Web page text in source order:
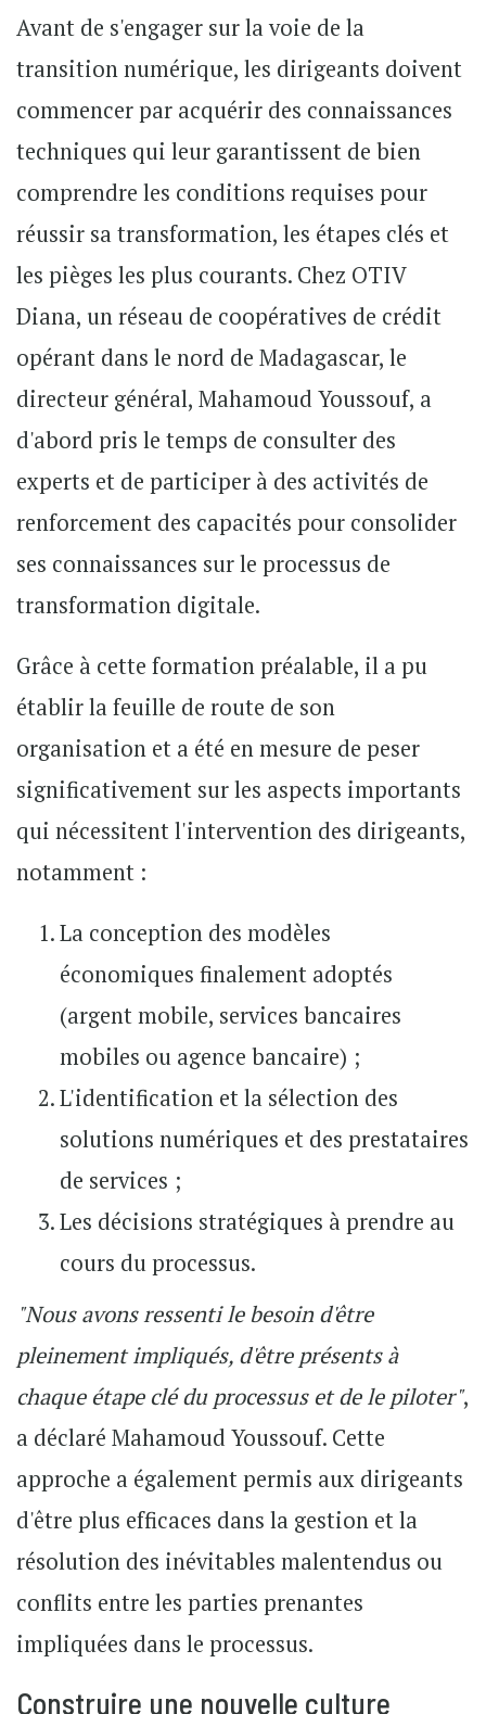
Avant de s'engager sur la voie de la
transition numérique, les dirigeants doivent
commencer par acquérir des connaissances
techniques qui leur garantissent de bien
comprendre les conditions requises pour
réussir sa transformation, les étapes clés et
les pièges les plus courants. Chez OTIV
Diana, un réseau de coopératives de crédit
opérant dans le nord de Madagascar, le
directeur général, Mahamoud Youssouf, a
d'abord pris le temps de consulter des
experts et de participer à des activités de
renforcement des capacités pour consolider
ses connaissances sur le processus de
transformation digitale.
Grâce à cette formation préalable, il a pu
établir la feuille de route de son
organisation et a été en mesure de peser
significativement sur les aspects importants
qui nécessitent l'intervention des dirigeants,
notamment :
La conception des modèles
économiques finalement adoptés
(argent mobile, services bancaires
mobiles ou agence bancaire) ;
L'identification et la sélection des
solutions numériques et des prestataires
de services ;
Les décisions stratégiques à prendre au
cours du processus.
"Nous avons ressenti le besoin d'être
pleinement impliqués, d'être présents à
chaque étape clé du processus et de le piloter",
a déclaré Mahamoud Youssouf. Cette
approche a également permis aux dirigeants
d'être plus efficaces dans la gestion et la
résolution des inévitables malentendus ou
conflits entre les parties prenantes
impliquées dans le processus.
Construire une nouvelle culture